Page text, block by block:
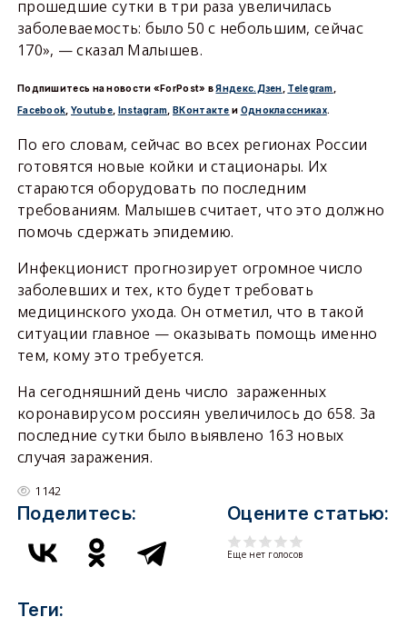
прошедшие сутки в три раза увеличилась
заболеваемость: было 50 с небольшим, сейчас
170», — сказал Малышев.
Подпишитесь на новости «ForPost» вЯндекс.Дзен Telegram
Facebook Youtube Instagram ВКонтакте и Одноклассниках.
По его словам, сейчас во всех регионах России
готовятся новые койки и стационары. Их
стараются оборудовать по последним
требованиям. Малышев считает, что это должно
помочь сдержать эпидемию.
Инфекционист прогнозирует огромное число
заболевших и тех, кто будет требовать
медицинского ухода. Он отметил, что в такой
ситуации главное — оказывать помощь именно
тем, кому это требуется.
На сегодняшний день число зараженных
коронавирусом россиян увеличилось до 658. За
последние сутки было выявлено 163 новых
случая заражения.
1142
Поделитесь: Оцените статью:
Еще нет голосов
Теги: